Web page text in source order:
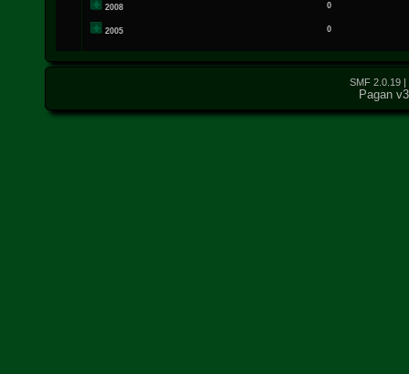
2008 0
2005 0
SMF 2.0.19 |
Pagan